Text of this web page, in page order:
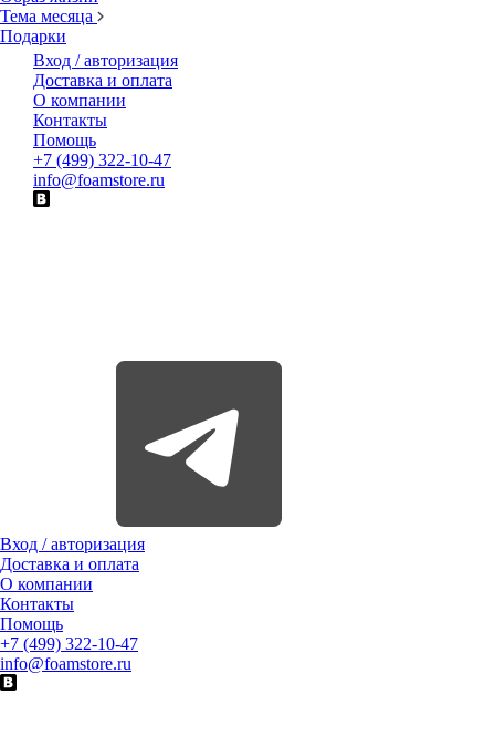
Тема месяца
Подарки
Вход / авторизация
Доставка и оплата
О компании
Контакты
Помощь
+7 (499) 322-10-47
info@foamstore.ru
Вход / авторизация
Доставка и оплата
О компании
Контакты
Помощь
+7 (499) 322-10-47
info@foamstore.ru